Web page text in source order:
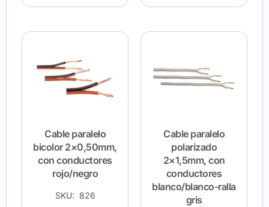
Cable paralelo
bicolor 2×0,50mm,
con conductores
rojo/negro
SKU: 826
Cable paralelo
polarizado
2×1,5mm, con
conductores
blanco/blanco-ralla
gris